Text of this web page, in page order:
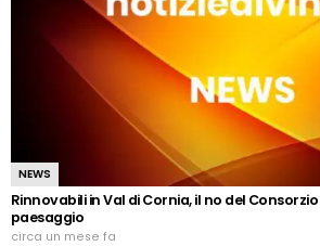
NEWS
Rinnovabili in Val di Cornia, il no del
paesaggio
circa un mese fa